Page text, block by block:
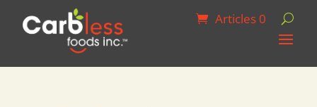
Articles 0